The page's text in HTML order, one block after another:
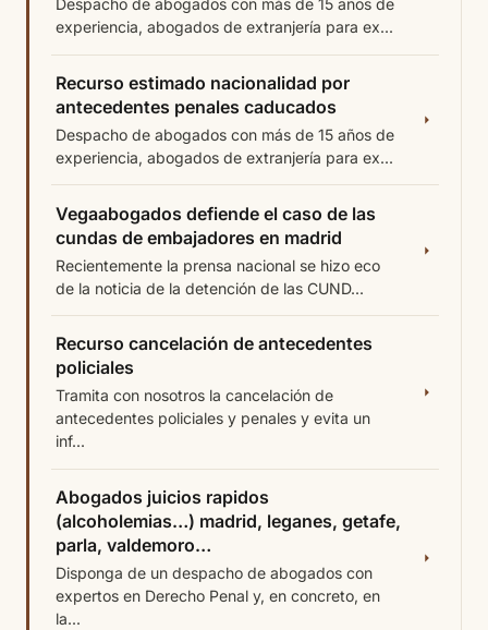
Despacho de abogados con más de 15 años de
experiencia, abogados de extranjería para ex...
Recurso estimado nacionalidad por
antecedentes penales caducados
Despacho de abogados con más de 15 años de
experiencia, abogados de extranjería para ex...
Vegaabogados defiende el caso de las
cundas de embajadores en madrid
Recientemente la prensa nacional se hizo eco
de la noticia de la detención de las CUND...
Recurso cancelación de antecedentes
policiales
Tramita con nosotros la cancelación de
antecedentes policiales y penales y evita un
inf...
Abogados juicios rapidos
(alcoholemias…) madrid, leganes, getafe,
parla, valdemoro…
Disponga de un despacho de abogados con
expertos en Derecho Penal y, en concreto, en
la...